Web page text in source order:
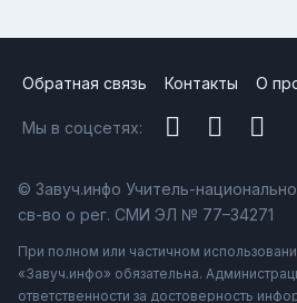
Обратная связь Контакты О
Мы в соцсетях:
© Завуч.инфо Учитель-
св-во о рег. СМИ ЭЛ № 77–34271
При полном или частичном
«Завуч.инфо» обязательна.
ответственности за достоверность